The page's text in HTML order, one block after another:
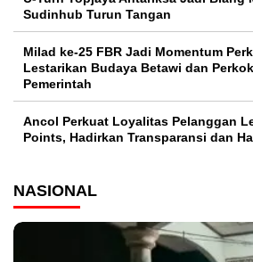
Sudinhub Turun Tangan
Milad ke-25 FBR Jadi Momentum
Lestarikan Budaya Betawi dan
Pemerintah
Ancol Perkuat Loyalitas Pelanggan
Points, Hadirkan Transparansi dan
NASIONAL